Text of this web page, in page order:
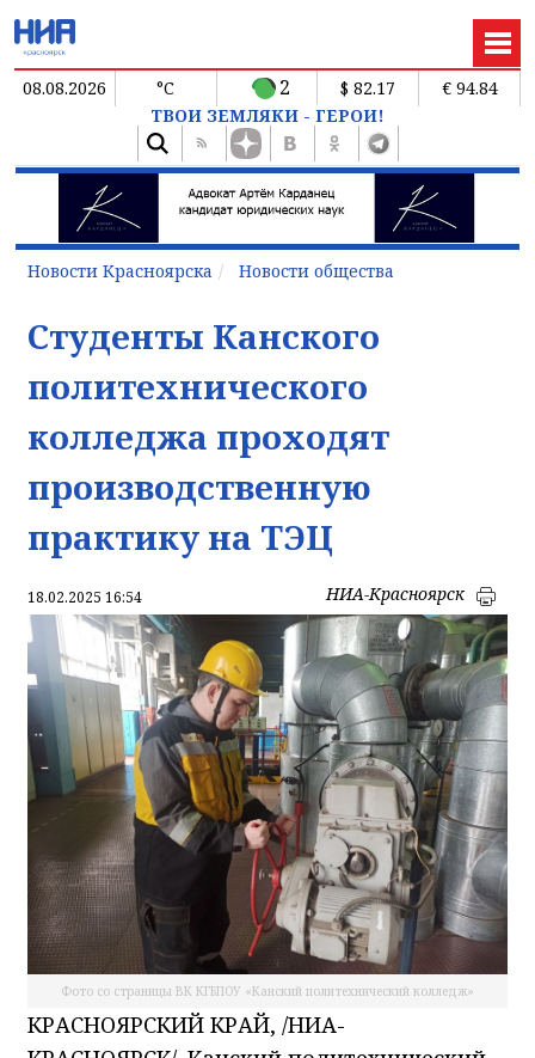
08.08.2026 °C 2 $ 82.17
€ 94.84
ТВОИ ЗЕМЛЯКИ - ГЕРОИ!
Новости Красноярска Новости общества
Студенты Канского
политехнического
колледжа проходят
производственную
практику на ТЭЦ
18.02.2025 16:54 НИА-Красноярск
Фото со страницы ВК КГБПОУ «Канский политехнический колледж»
КРАСНОЯРСКИЙ КРАЙ, /НИА-